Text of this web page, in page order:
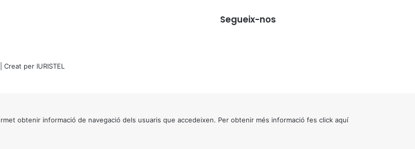
Segueix-nos
| Creat per IURISTEL
obtenir informació de navegació dels usuaris que accedeixen. Per obtenir més informació fes click aquí